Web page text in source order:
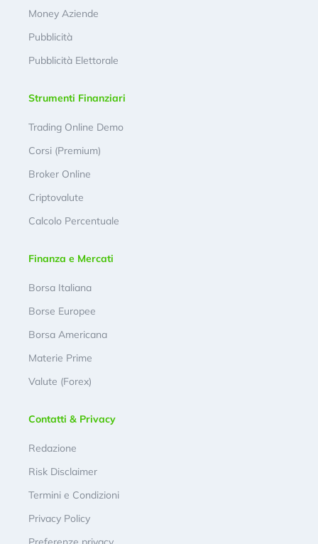
Money Aziende
Pubblicità
Pubblicità Elettorale
Strumenti Finanziari
Trading Online Demo
Corsi (Premium)
Broker Online
Criptovalute
Calcolo Percentuale
Finanza e Mercati
Borsa Italiana
Borse Europee
Borsa Americana
Materie Prime
Valute (Forex)
Contatti & Privacy
Redazione
Risk Disclaimer
Termini e Condizioni
Privacy Policy